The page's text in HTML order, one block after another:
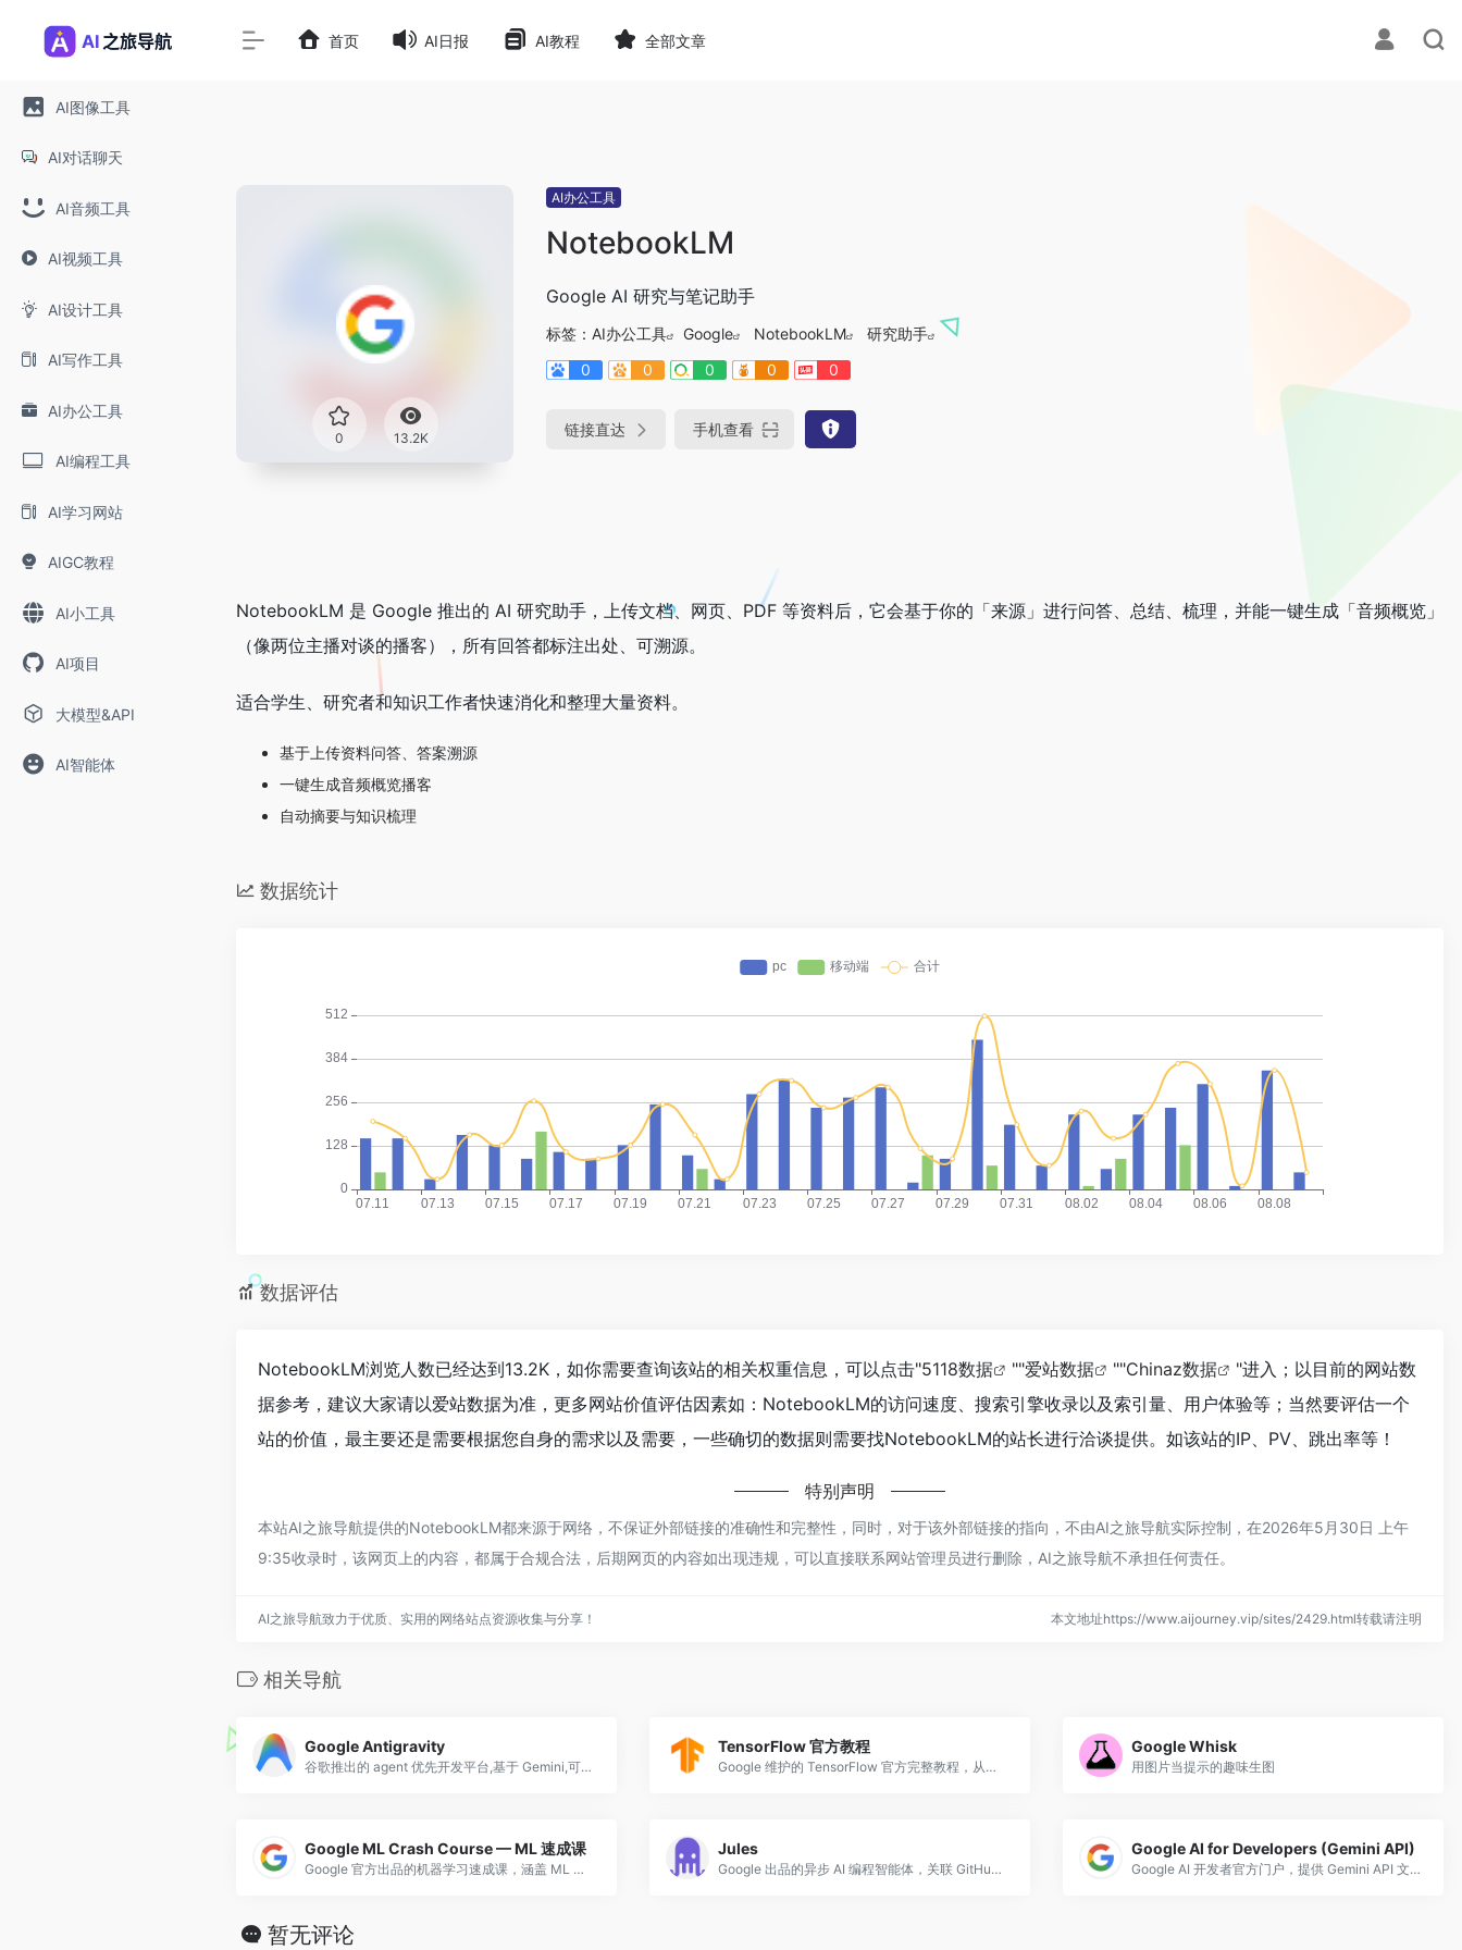
AI图像工具
AI对话聊天
AI音频工具
AI视频工具
AI设计工具
AI写作工具
AI办公工具
AI编程工具
AI学习网站
AIGC教程
AI小工具
AI项目
大模型&API
AI智能体
首页 AI日报 AI教程 全部文章
0 13.2K
AI办公工具
NotebookLM
Google AI 研究与笔记助手
标签： AI办公工具 Google NotebookLM
研究助手
0
0 0 0 0
链接直达 手机查看
NotebookLM 是 Google 推出的 AI 研究助手，上传文档、网页、PDF 等资料后，它会基于你的「来源」进行问答、总结、梳理，并能一键生成「音频概览」
（像两位主播对谈的播客），所有回答都标注出处、可溯源。
适合学生、研究者和知识工作者快速消化和整理大量资料。
基于上传资料问答、答案溯源
一键生成音频概览播客
自动摘要与知识梳理
数据统计
数据评估
NotebookLM浏览人数已经达到13.2K，如你需要查询该站的相关权重信息，可以点击"5118数据 ""爱站数据 ""Chinaz数据
"进入；以目前的网站数
据参考，建议大家请以爱站数据为准，更多网站价值评估因素如：NotebookLM的访问速度、搜索引擎收录以及索引量、用户体验等；当然要评估一个
站的价值，最主要还是需要根据您自身的需求以及需要，一些确切的数据则需要找NotebookLM的站长进行洽谈提供。如该站的IP、PV、跳出率等！
特别声明
本站AI之旅导航提供的NotebookLM都来源于网络，不保证外部链接的准确性和完整性，同时，对于该外部链接的指向，不由AI之旅导航实际控制，在2026年5月30日 上午
9:35收录时，该网页上的内容，都属于合规合法，后期网页的内容如出现违规，可以直接联系网站管理员进行删除，AI之旅导航不承担任何责任。
AI之旅导航致力于优质、实用的网络站点资源收集与分享！ 本文地址https://www.aijourney.vip/sites/2429.html转载请注明
相关导航
Google Antigravity
谷歌推出的 agent 优先开发平台,基于 Gemini,可多智能体并行编程。
TensorFlow 官方教程
Google 维护的 TensorFlow 官方完整教程，从入门到高级，涵盖计算机视觉、NLP、生成模型等实战。
Google Whisk
用图片当提示的趣味生图
Google ML Crash Course — ML 速成课
Google 官方出品的机器学习速成课，涵盖 ML 基础概念、TensorFlow 实践，配有交互式可视化练习，质量极高。
Jules
Google 出品的异步 AI 编程智能体，关联 GitHub 仓库后自动执行任务并提交 PR。
Google AI for Developers (Gemini API)
Google AI 开发者官方门户，提供 Gemini API 文档、教程、代码示例，是学习 Google AI 技术的官方入口。
暂无评论